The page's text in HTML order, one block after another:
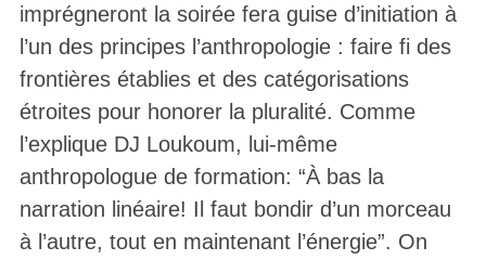
imprégneront la soirée fera guise d’initiation à
l’un des principes l’anthropologie : faire fi des
frontières établies et des catégorisations
étroites pour honorer la pluralité. Comme
l’explique DJ Loukoum, lui-même
anthropologue de formation: “À bas la
narration linéaire! Il faut bondir d’un morceau
à l’autre, tout en maintenant l’énergie”. On